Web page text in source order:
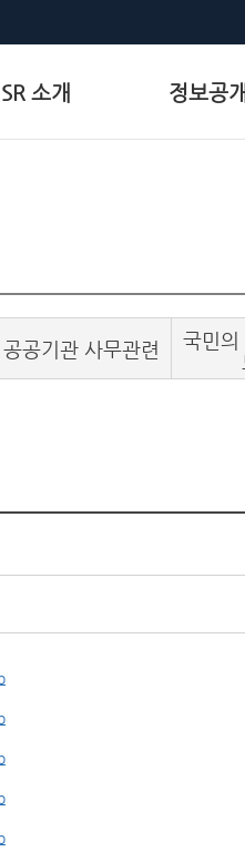
SR 소개 정보공개
공기관 사무관련
국민